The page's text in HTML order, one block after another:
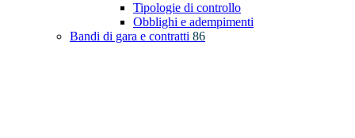
Tipologie di controllo
Obblighi e adempimenti
Bandi di gara e contratti 86